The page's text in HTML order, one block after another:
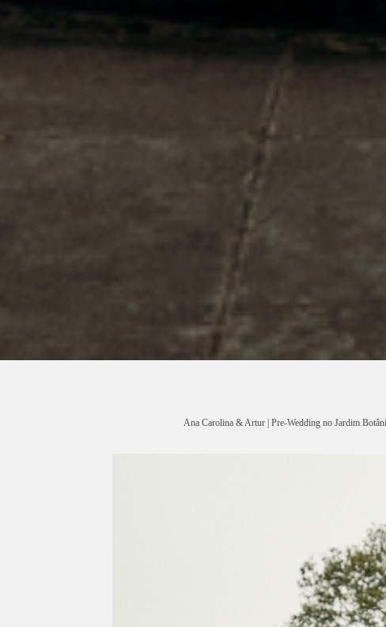
Ana Carolina & Artur | Pre-Wedding no Jardim